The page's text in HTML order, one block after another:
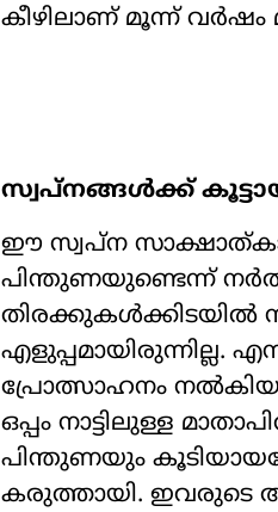
കീഴിലാണ് മൂന്ന്
സ്വപ്നങ്ങൾക്ക്
​ഈ സ്വപ്ന
പിന്തുണയുണ്ടെന്ന്
എളുപ്പമായിരുന്നില്ല.
പ്രോത്സാഹനം
ഒപ്പം നാട്ടിലുള്ള
പിന്തുണയും
കരുത്തായി.